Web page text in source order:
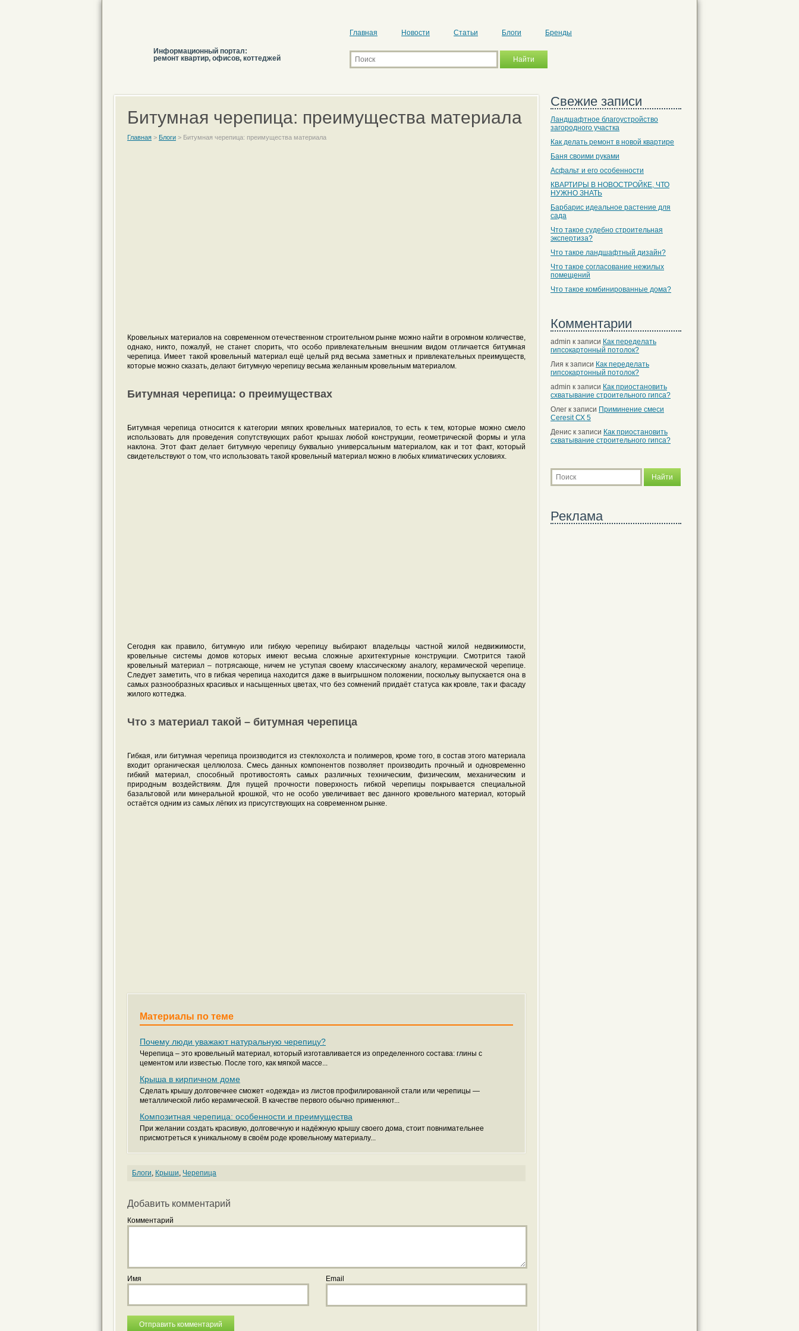
Информационный портал:
ремонт квартир, офисов, коттеджей
Главная Новости Статьи Блоги Бренды
Битумная черепица: преимущества материала
Главная > Блоги > Битумная черепица: преимущества материала
Кровельных материалов на современном отечественном строительном рынке можно найти в огромном количестве,
однако, никто, пожалуй, не станет спорить, что особо привлекательным внешним видом отличается битумная
черепица. Имеет такой кровельный материал ещё целый ряд весьма заметных и привлекательных преимуществ,
которые можно сказать, делают битумную черепицу весьма желанным кровельным материалом.
Битумная черепица: о преимуществах
Битумная черепица относится к категории мягких кровельных материалов, то есть к тем, которые можно смело
использовать для проведения сопутствующих работ крышах любой конструкции, геометрической формы и угла
наклона. Этот факт делает битумную черепицу буквально универсальным материалом, как и тот факт, который
свидетельствуют о том, что использовать такой кровельный материал можно в любых климатических условиях.
Сегодня как правило, битумную или гибкую черепицу выбирают владельцы частной жилой недвижимости,
кровельные системы домов которых имеют весьма сложные архитектурные конструкции. Смотрится такой
кровельный материал – потрясающе, ничем не уступая своему классическому аналогу, керамической черепице.
Следует заметить, что в гибкая черепица находится даже в выигрышном положении, поскольку выпускается она в
самых разнообразных красивых и насыщенных цветах, что без сомнений придаёт статуса как кровле, так и фасаду
жилого коттеджа.
Что з материал такой – битумная черепица
Гибкая, или битумная черепица производится из стеклохолста и полимеров, кроме того, в состав этого материала
входит органическая целлюлоза. Смесь данных компонентов позволяет производить прочный и одновременно
гибкий материал, способный противостоять самых различных техническим, физическим, механическим и
природным воздействиям. Для пущей прочности поверхность гибкой черепицы покрывается специальной
базальтовой или минеральной крошкой, что не особо увеличивает вес данного кровельного материал, который
остаётся одним из самых лёгких из присутствующих на современном рынке.
Материалы по теме
Почему люди уважают натуральную черепицу?
Черепица – это кровельный материал, который изготавливается из определенного состава: глины с
цементом или известью. После того, как мягкой массе...
Крыша в кирпичном доме
Сделать крышу долговечнее сможет «одежда» из листов профилированной стали или черепицы —
металлической либо керамической. В качестве первого обычно применяют...
Композитная черепица: особенности и преимущества
При желании создать красивую, долговечную и надёжную крышу своего дома, стоит повнимательнее
присмотреться к уникальному в своём роде кровельному материалу...
Блоги, Крыши, Черепица
Добавить комментарий
Комментарий
Имя Email
Свежие записи
Ландшафтное благоустройство
загородного участка
Как делать ремонт в новой квартире
Баня своими руками
Асфальт и его особенности
КВАРТИРЫ В НОВОСТРОЙКЕ, ЧТО
НУЖНО ЗНАТЬ
Барбарис идеальное растение для
сада
Что такое судебно строительная
экспертиза?
Что такое ландшафтный дизайн?
Что такое согласование нежилых
помещений
Что такое комбинированные дома?
Комментарии
admin к записи Как переделать
гипсокартонный потолок?
Лия к записи Как переделать
гипсокартонный потолок?
admin к записи Как приостановить
схватывание строительного гипса?
Олег к записи Приминение смеси
Ceresit СХ 5
Денис к записи Как приостановить
схватывание строительного гипса?
Реклама